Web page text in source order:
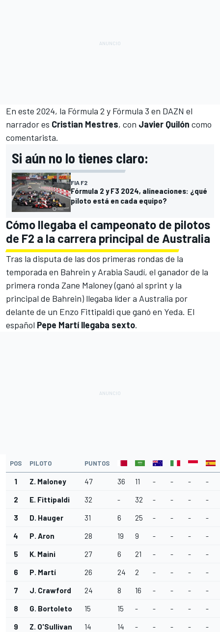
En este 2024, la Fórmula 2 y Fórmula 3 en DAZN el
narrador es Cristian Mestres, con Javier Quilón como
comentarista.
Si aún no lo tienes claro:
FIA F2
Fórmula 2 y F3 2024, alineaciones: ¿qué
piloto está en cada equipo?
Cómo llegaba el campeonato de pilotos
de F2 a la carrera principal de Australia
Tras la disputa de las dos primeras rondas de la
temporada en Bahrein y Arabia Saudí, el ganador de la
primera ronda Zane Maloney (ganó al sprint y la
principal de Bahrein) llegaba líder a Australia por
delante de un Enzo Fittipaldi que ganó en Yeda. El
español Pepe Martí llegaba sexto.
POS PILOTO PUNTOS
1 Z. Maloney 47 36 11 - - - -
2 E. Fittipaldi 32 - 32 - - - -
3 D. Hauger 31 6 25 - - - -
4 P. Aron 28 19 9 - - - -
5 K. Maini 27 6 21 - - - -
6 P. Martí 26 24 2 - - - -
7 J. Crawford 24 8 16 - - - -
8 G. Bortoleto 15 15 - - - - -
9 Z. O'Sullivan 14 14 - - - - -